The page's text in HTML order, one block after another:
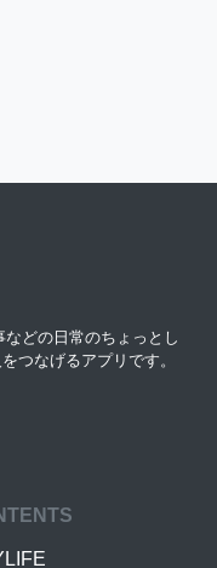
どの日常のちょっとし
つなげるアプリです。